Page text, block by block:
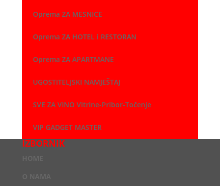
Oprema ZA MESNICE
Oprema ZA HOTEL i RESTORAN
Oprema ZA APARTMANE
UGOSTITELJSKI NAMJEŠTAJ
SVE ZA VINO Vitrine-Pribor-Točenje
VIP GADGET MASTER
IZBORNIK